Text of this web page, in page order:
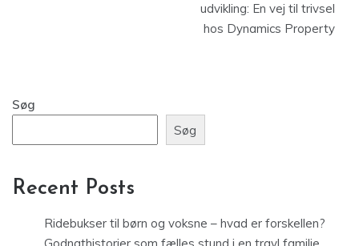
udvikling: En vej til trivsel
hos Dynamics Property
Søg
Søg
Recent Posts
Ridebukser til børn og voksne – hvad er forskellen?